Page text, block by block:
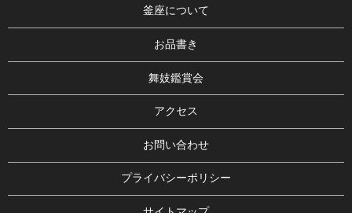
釜座について
お品書き
舞妓鑑賞会
アクセス
お問い合わせ
プライバシーポリシー